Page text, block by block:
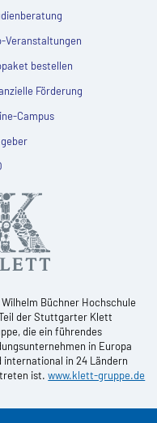
Veranstaltungen
bestellen
Förderung
Campus
Wilhelm Büchner Hochschule
der Stuttgarter Klett
die ein führendes
in Europa
international in 24 Ländern
ist.www.klett-gruppe.de